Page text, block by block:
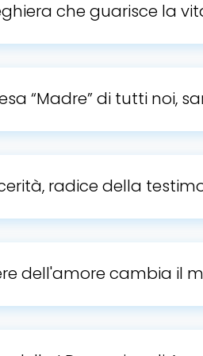
che guarisce la
“Madre” di tutti noi,
radice della
dell'amore cambia il